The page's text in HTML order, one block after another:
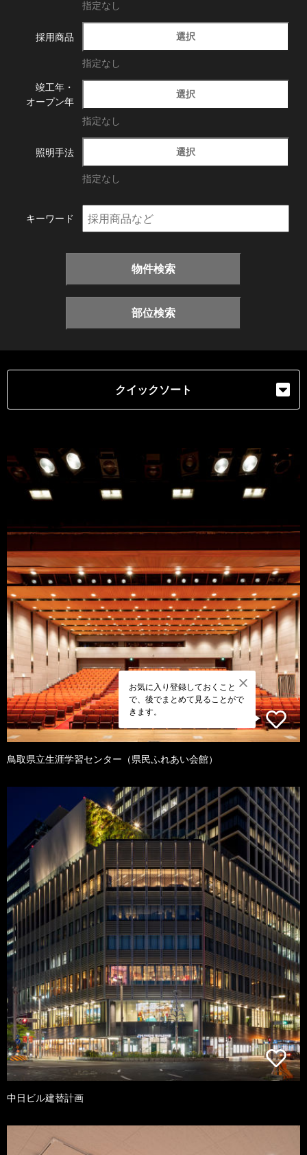
指定なし
採用商品 選択
指定なし
竣工年・
オープン年
選択
指定なし
照明手法 選択
指定なし
キーワード
物件検索
部位検索
クイックソート
お気に入り登録しておくこと
で、後でまとめて見ることがで
きます。
鳥取県立生涯学習センター（県民ふれあい会館）
中日ビル建替計画